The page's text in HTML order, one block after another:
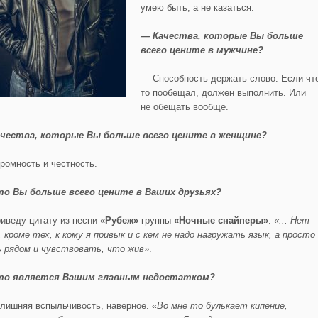
умею быть, а не казаться.
— Качества, которые Вы больше
всего цените в мужчине?
— Способность держать слово. Если
то пообещал, должен выполнить. Или
не обещать вообще.
которые Вы больше всего цените в женщине?
и честность.
Вы больше всего цените в Ваших друзьях?
цитату из песни «Рубеж» группы «Ночные снайперы»: «... Нет
кроме тех, к кому я привык и с кем не надо нагружать язык, а просто
рядом и чувствовать, что жив».
является Вашим главным недостатком?
вспыльчивость, наверное. «Во мне то булькает кипение,